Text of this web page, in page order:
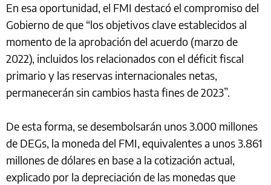
En esa oportunidad, el FMI destacó el compromiso del
Gobierno de que “los objetivos clave establecidos al
momento de la aprobación del acuerdo (marzo de
2022), incluidos los relacionados con el déficit fiscal
primario y las reservas internacionales netas,
permanecerán sin cambios hasta fines de 2023”.
De esta forma, se desembolsarán unos 3.000 millones
de DEGs, la moneda del FMI, equivalentes a unos 3.861
millones de dólares en base a la cotización actual,
explicado por la depreciación de las monedas que